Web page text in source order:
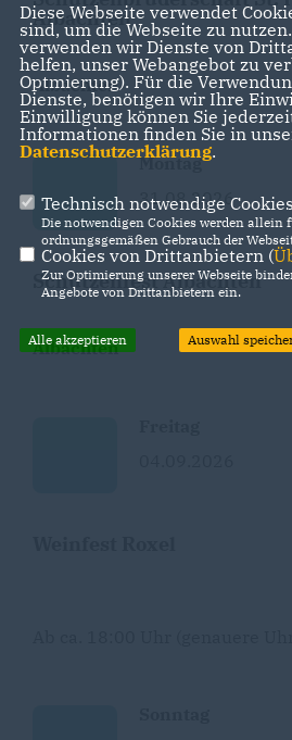
Albachten
Albachten
Montag
31.08.2026
Schützenfest Albachten
Albachten
Diese Webseite verwendet
sind, um die Webseite zu
verwenden wir Dienste von
helfen, unser Webangebot zu
Optmierung). Für die
Dienste, benötigen wir Ihre
Einwilligung können Sie
Informationen finden Sie in
Datenschutzerklärung.
Technisch notwendige
Die notwendigen Cookies werden allein
ordnungsgemäßen Gebrauch der
Cookies von Drittanbietern (
Zur Optimierung unserer Webseite
Angebote von Drittanbietern ein.
Alle akzeptieren Auswahl